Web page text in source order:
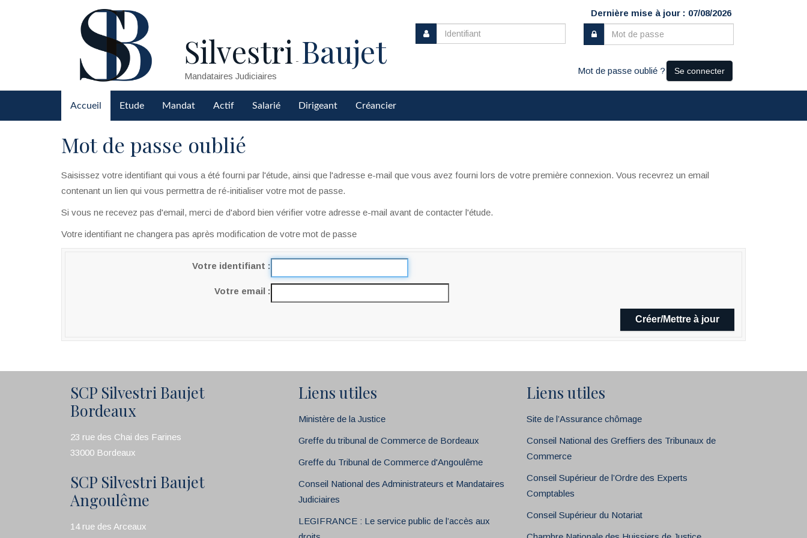
Silvestri - Baujet
Mandataires Judiciaires
Dernière mise à jour : 07/08/2026
Mot de passe oublié ? Se connecter
Accueil Etude Mandat Actif Salarié Dirigeant Créancier
Mot de passe oublié
Saisissez votre identifiant qui vous a été fourni par l'étude, ainsi que l'adresse e-mail que vous avez fourni lors de votre première connexion. Vous recevrez un email
contenant un lien qui vous permettra de ré-initialiser votre mot de passe.
Si vous ne recevez pas d'email, merci de d'abord bien vérifier votre adresse e-mail avant de contacter l'étude.
Votre identifiant ne changera pas après modification de votre mot de passe
Votre identifiant
Votre email
SCP Silvestri Baujet
Bordeaux
23 rue des Chai des Farines
33000 Bordeaux
SCP Silvestri Baujet
Angoulême
14 rue des Arceaux
Liens utiles
Ministère de la Justice
Greffe du tribunal de Commerce de Bordeaux
Greffe du Tribunal de Commerce d'Angoulême
Conseil National des Administrateurs et Mandataires
Judiciaires
LEGIFRANCE : Le service public de l’accès aux
Liens utiles
Site de l’Assurance chômage
Conseil National des Greffiers des Tribunaux de
Commerce
Conseil Supérieur de l’Ordre des Experts
Comptables
Conseil Supérieur du Notariat